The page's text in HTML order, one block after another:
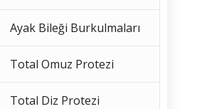
Ayak Bileği Burkulmaları
Total Omuz Protezi
Total Diz Protezi